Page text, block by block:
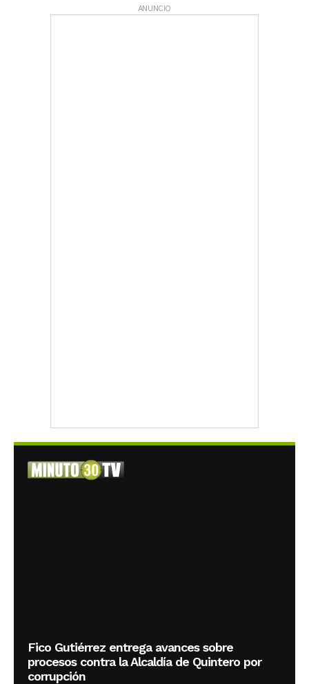
ANUNCIO
Fico Gutiérrez entrega avances sobre
procesos contra la Alcaldía de Quintero por
corrupción